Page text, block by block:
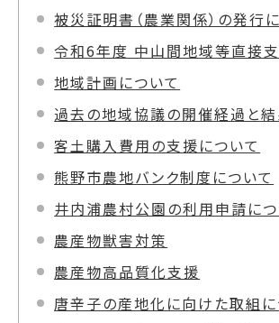
被災証明書（農業関係）の発行
令和6年度 中山間地域等直接支払制
地域計画について
過去の地域協議の開催経過と結
客土購入費用の支援について
熊野市農地バンク制度について
井内浦農村公園の利用申請につ
農産物獣害対策
農産物高品質化支援
唐辛子の産地化に向けた取組に